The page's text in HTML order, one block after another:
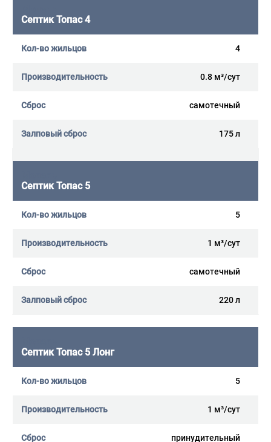
Септик Топас 4
4
0.8 м³/сут
самотечный
175 л
Септик Топас 5
5
1 м³/сут
самотечный
220 л
Септик Топас 5 Лонг
5
1 м³/сут
принудительный